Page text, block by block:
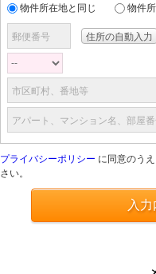
物件所在地と同じ 物件
郵便番号
市区町村、番地等
アパート、マンション名、部屋
プライバシーポリシー に同意のう
さい。
入